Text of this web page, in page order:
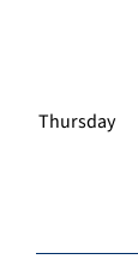
Thursday